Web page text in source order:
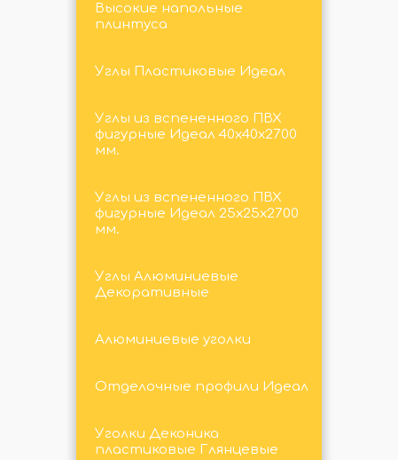
Высокие напольные
плинтуса
Углы Пластиковые Идеал
Углы из вспененного ПВХ
фигурные Идеал 40х40х2700
мм.
Углы из вспененного ПВХ
фигурные Идеал 25х25х2700
мм.
Углы Алюминиевые
Декоративные
Алюминиевые уголки
Отделочные профили Идеал
Уголки Деконика
пластиковые Глянцевые